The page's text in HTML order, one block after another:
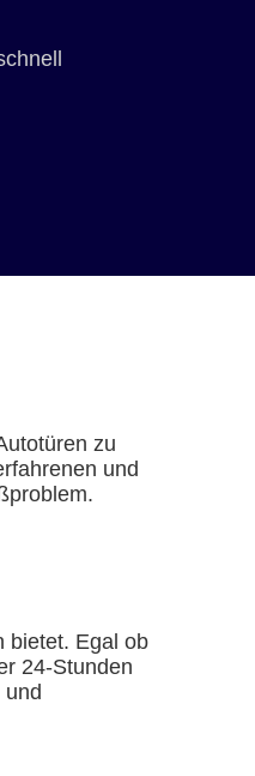
zu
und
bietet. Egal ob
24-Stunden
und